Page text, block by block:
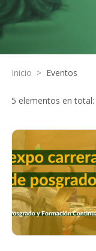
Inicio > Eventos
5 elementos en total: